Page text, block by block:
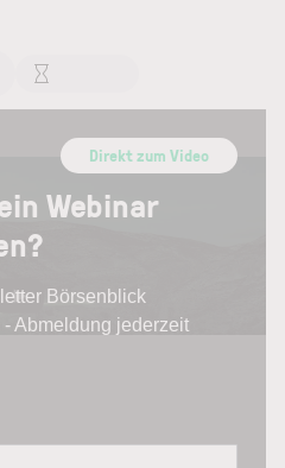
Direkt zum Video
Webinar
Börsenblick
Abmeldung jederzeit